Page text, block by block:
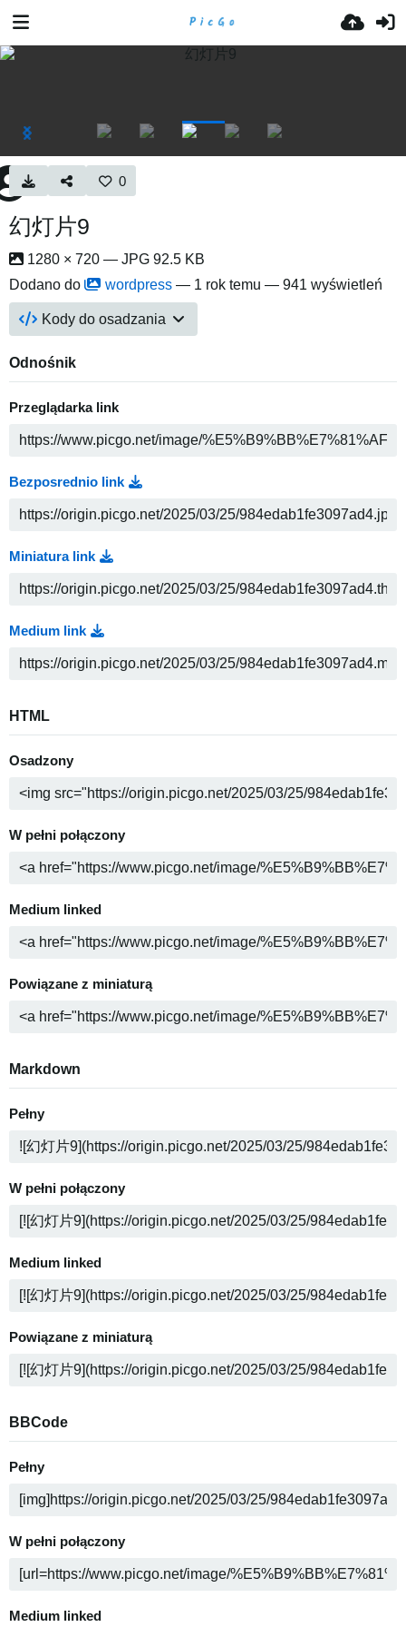
0
幻灯片9
1280 × 720 — JPG 92.5 KB
Dodano do
wordpress — 1 rok temu — 941 wyświetleń
Kody do osadzania
Odnośnik
Przeglądarka link
Bezposrednio link
Miniatura link
Medium link
HTML
Osadzony
W pełni połączony
Medium linked
Powiązane z miniaturą
Markdown
Pełny
W pełni połączony
Medium linked
Powiązane z miniaturą
BBCode
Pełny
W pełni połączony
Medium linked